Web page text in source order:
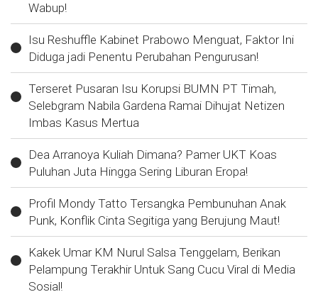
Wabup!
Isu Reshuffle Kabinet Prabowo Menguat, Faktor Ini
Diduga jadi Penentu Perubahan Pengurusan!
Terseret Pusaran Isu Korupsi BUMN PT Timah,
Selebgram Nabila Gardena Ramai Dihujat Netizen
Imbas Kasus Mertua
Dea Arranoya Kuliah Dimana? Pamer UKT Koas
Puluhan Juta Hingga Sering Liburan Eropa!
Profil Mondy Tatto Tersangka Pembunuhan Anak
Punk, Konflik Cinta Segitiga yang Berujung Maut!
Kakek Umar KM Nurul Salsa Tenggelam, Berikan
Pelampung Terakhir Untuk Sang Cucu Viral di Media
Sosial!